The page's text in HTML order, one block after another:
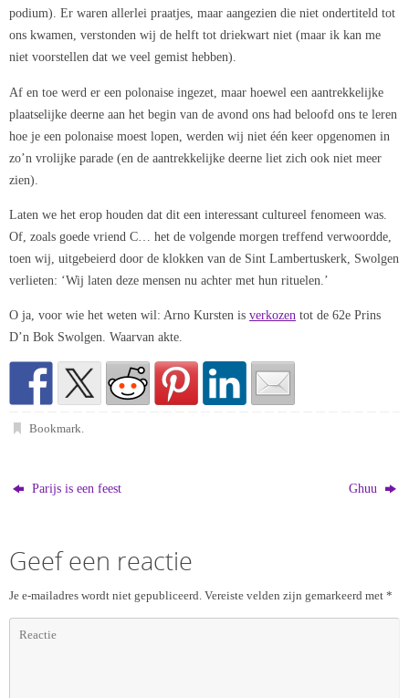
podium). Er waren allerlei praatjes, maar aangezien die niet ondertiteld tot
ons kwamen, verstonden wij de helft tot driekwart niet (maar ik kan me
niet voorstellen dat we veel gemist hebben).
Af en toe werd er een polonaise ingezet, maar hoewel een aantrekkelijke
plaatselijke deerne aan het begin van de avond ons had beloofd ons te leren
hoe je een polonaise moest lopen, werden wij niet één keer opgenomen in
zo’n vrolijke parade (en de aantrekkelijke deerne liet zich ook niet meer
zien).
Laten we het erop houden dat dit een interessant cultureel fenomeen was.
Of, zoals goede vriend C… het de volgende morgen treffend verwoordde,
toen wij, uitgebeierd door de klokken van de Sint Lambertuskerk, Swolgen
verlieten: ‘Wij laten deze mensen nu achter met hun rituelen.’
O ja, voor wie het weten wil: Arno Kursten is verkozen tot de 62e Prins
D’n Bok Swolgen. Waarvan akte.
Bookmark.
Parijs is een feest Ghuu
Geef een reactie
Je e-mailadres wordt niet gepubliceerd. Vereiste velden zijn gemarkeerd met *